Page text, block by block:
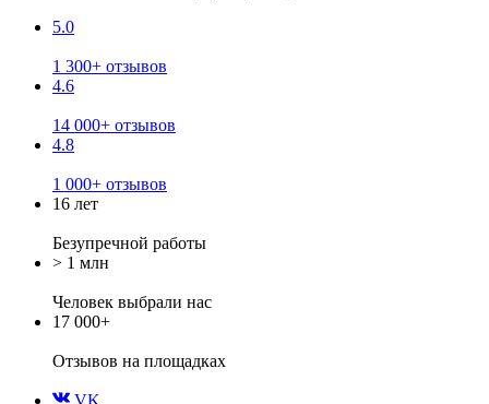
5.0
1 300+ отзывов
4.6
14 000+ отзывов
4.8
1 000+ отзывов
16 лет
Безупречной работы
> 1 млн
Человек выбрали нас
17 000+
Отзывов на площадках
VK